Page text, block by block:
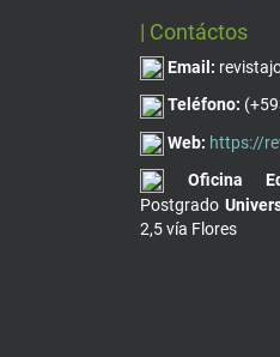
| Contáctos
Email:
Teléfono:
Web: https://
Oficina
Postgrado
2,5 vía Flores